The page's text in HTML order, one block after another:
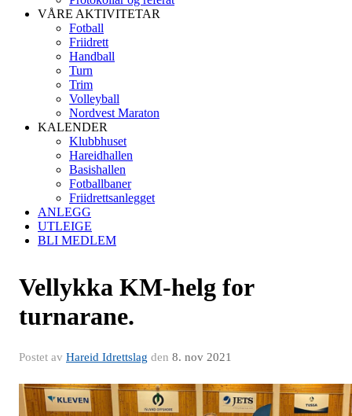
VÅRE AKTIVITETAR
Fotball
Friidrett
Handball
Turn
Trim
Volleyball
Nordvest Maraton
KALENDER
Klubbhuset
Hareidhallen
Basishallen
Fotballbaner
Friidrettsanlegget
ANLEGG
UTLEIGE
BLI MEDLEM
Vellykka KM-helg for
turnarane.
Postet av Hareid Idrettslag den 8. nov 2021